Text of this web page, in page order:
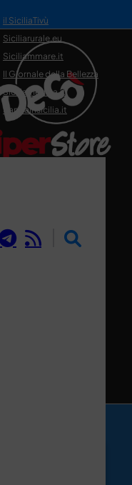
il SiciliaTivù
Siciliarurale.eu
Siciliammare.it
Il Giornale della Bellezza
Siciliamedica.it
Sanitainsicilia.it